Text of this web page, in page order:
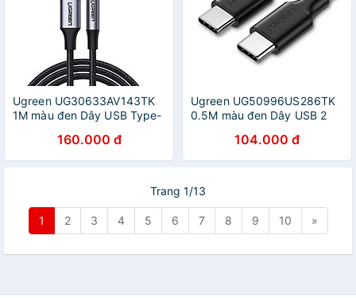
Ugreen UG30633AV143TK
1M màu đen Dây USB Type-
CHÍNH HÃNG160.000 đ
Ugreen UG50996US286TK
0.5M màu đen Dây USB 2
104.000 đ
Trang 1/13
1 2 3 4 5 6 7 8 9 10 »